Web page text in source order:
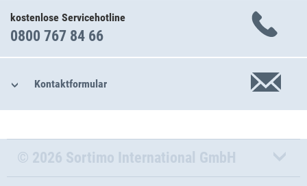
kostenlose Servicehotline
0800 767 84 66
Kontaktformular
© 2026 Sortimo International GmbH